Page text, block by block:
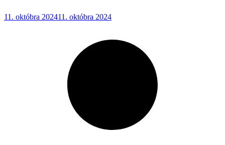
11. októbra 202411. októbra 2024